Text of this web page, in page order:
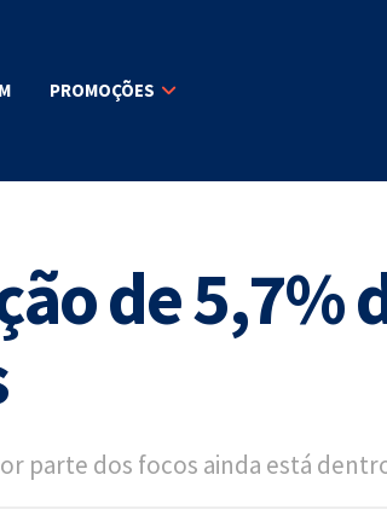
PROMOÇÕES
de 5,7%
parte dos focos ainda está